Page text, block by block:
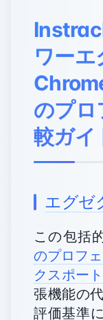
ワーエ
のプロ
較ガイ
エグゼ
この包括
のプロフ
クスポー
張機能の
評価基準